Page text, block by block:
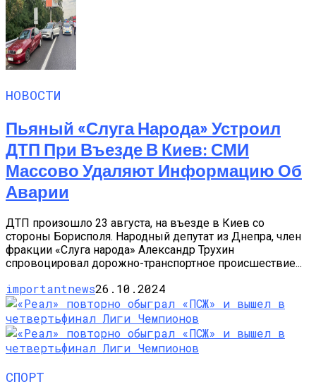
НОВОСТИ
Пьяный «слуга Народа» Устроил
ДТП При Въезде В Киев: СМИ
Массово Удаляют Информацию Об
Аварии
ДТП произошло 23 августа, на въезде в Киев со
стороны Борисполя. Народный депутат из Днепра, член
фракции «Слуга народа» Александр Трухин
спровоцировал дорожно-транспортное происшествие...
importantnews26.10.2024
СПОРТ